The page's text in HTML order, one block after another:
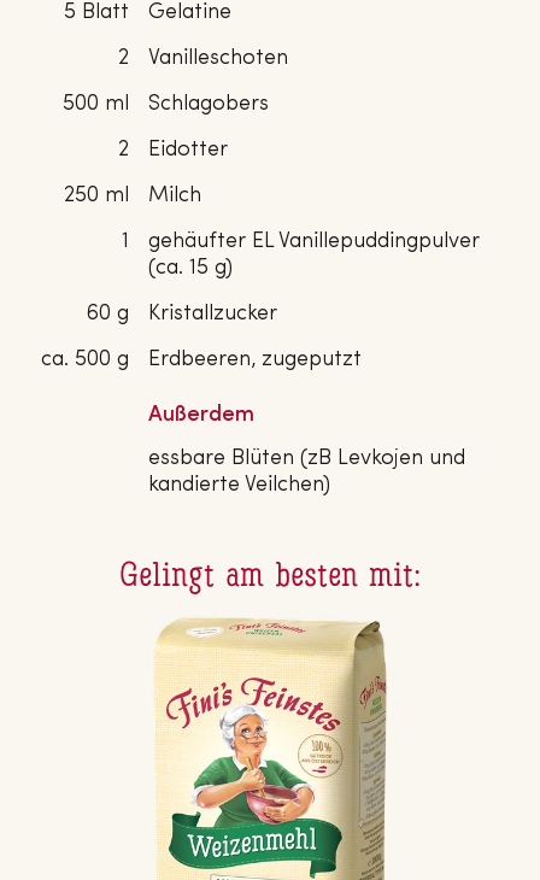
5 Blatt
Gelatine
2
Vanilleschoten
500 ml
Schlagobers
2
Eidotter
250 ml
Milch
1
gehäufter EL Vanillepuddingpulver
(ca. 15 g)
60 g
Kristallzucker
ca. 500 g
Erdbeeren, zugeputzt
Außerdem
essbare Blüten (zB Levkojen und
kandierte Veilchen)
Gelingt am besten mit: